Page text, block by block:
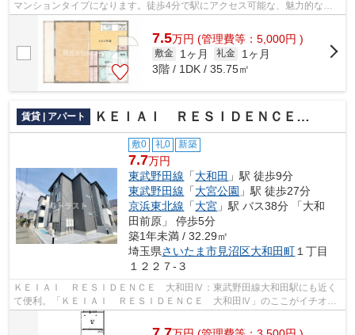
マンションタイプになります。徒歩4分で駅にアクセス可能な、魅力的な駅
近物件です。さいたま市北区エリアにあ...
7.5万円 (管理費等：5,000円 )
敷金 1ヶ月 礼金
1ヶ月
3階 / 1DK / 35.75㎡
賃貸 | アパート ＫＥＩＡＩ ＲＥＳＩＤＥＮＣＥ 大和田Ⅳ
敷0 礼0 新築
7.7万円
東武野田線 「大和田 」駅 徒歩9分
東武野田線 「大宮公園 」駅 徒歩27分
京浜東北線 「大宮 」駅 バス38分 「大和
田前原」 停歩5分
築1年未満 / 32.29㎡
埼玉県さいたま市見沼区大和田町 １丁目
１２２７-３
ＫＥＩＡＩ ＲＥＳＩＤＥＮＣＥ 大和田Ⅳ：東武野田線大和田駅にも近く
て便利。「ＫＥＩＡＩ ＲＥＳＩＤＥＮＣＥ 大和田Ⅳ」のここがイチオ
シ。共用部に住民専用のゴミ置き場がある...